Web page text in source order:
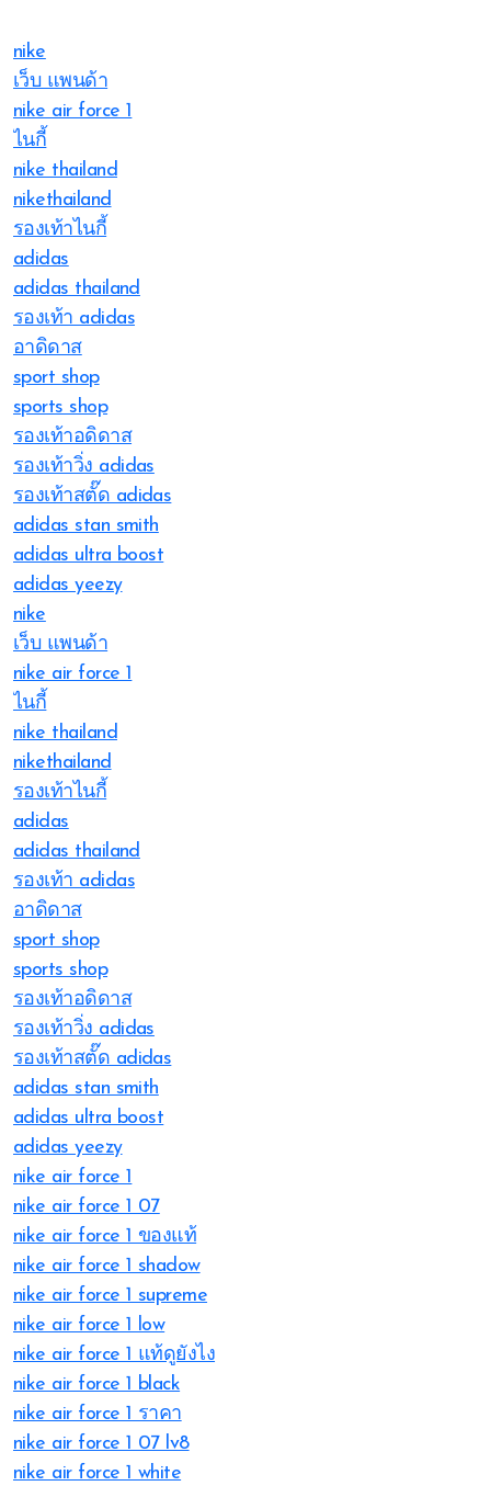
nike
เว็บ แพนด้า
nike air force 1
ไนกี้
nike thailand
nikethailand
รองเท้าไนกี้
adidas
adidas thailand
รองเท้า adidas
อาดิดาส
sport shop
sports shop
รองเท้าอดิดาส
รองเท้าวิ่ง adidas
รองเท้าสตั๊ด adidas
adidas stan smith
adidas ultra boost
adidas yeezy
nike
เว็บ แพนด้า
nike air force 1
ไนกี้
nike thailand
nikethailand
รองเท้าไนกี้
adidas
adidas thailand
รองเท้า adidas
อาดิดาส
sport shop
sports shop
รองเท้าอดิดาส
รองเท้าวิ่ง adidas
รองเท้าสตั๊ด adidas
adidas stan smith
adidas ultra boost
adidas yeezy
nike air force 1
nike air force 1 07
nike air force 1 ของแท้
nike air force 1 shadow
nike air force 1 supreme
nike air force 1 low
nike air force 1 แท้ดูยังไง
nike air force 1 black
nike air force 1 ราคา
nike air force 1 07 lv8
nike air force 1 white